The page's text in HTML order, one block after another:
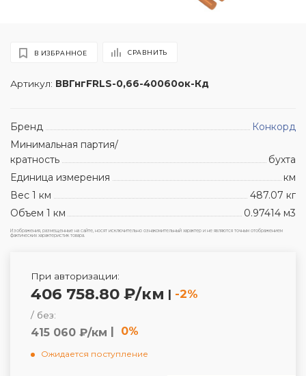
Артикул: ВВГнгFRLS-0,66-40060ок-Кд
В ИЗБРАННОЕ СРАВНИТЬ
Бренд
Конкорд
Минимальная партия/
кратность
бухта
Единица измерения
км
Вес 1 км
487.07 кг
Объем 1 км
0.97414 м3
Изображения, размещенные на сайте, носят исключительно ознакомительный характер и не являются точным отображением
фактических характеристик товара.
При авторизации:
406 758.80 ₽/км | -2%
/ без:
415 060 ₽/км | 0%
Ожидается поступление